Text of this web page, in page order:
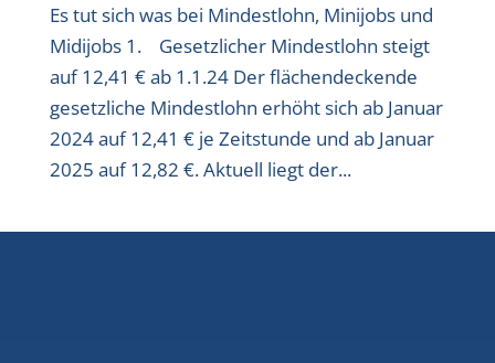
Es tut sich was bei Mindestlohn, Minijobs und
Midijobs 1. Gesetzlicher Mindestlohn steigt
auf 12,41 € ab 1.1.24 Der flächendeckende
gesetzliche Mindestlohn erhöht sich ab Januar
2024 auf 12,41 € je Zeitstunde und ab Januar
2025 auf 12,82 €. Aktuell liegt der...